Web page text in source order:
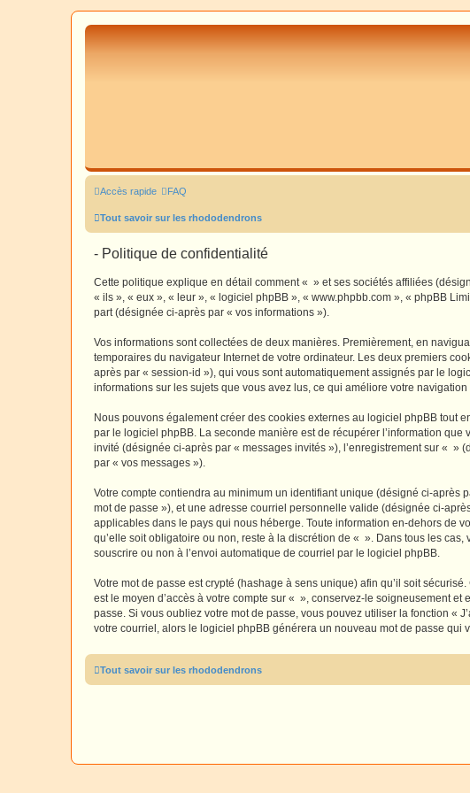
Accès rapide FAQ
Tout savoir sur les rhododendrons
- Politique de confidentialité
Cette politique explique en détail comment « » et ses sociétés affiliées
« ils », « eux », « leur », « logiciel phpBB », « www.phpbb.com », « phpBB
part (désignée ci-après par « vos informations »).
Vos informations sont collectées de deux manières. Premièrement, en
temporaires du navigateur Internet de votre ordinateur. Les deux premiers
après par « session-id »), qui vous sont automatiquement assignés par le
informations sur les sujets que vous avez lus, ce qui améliore votre navigation
Nous pouvons également créer des cookies externes au logiciel phpBB tout
par le logiciel phpBB. La seconde manière est de récupérer l’information
invité (désignée ci-après par « messages invités »), l’enregistrement sur « »
par « vos messages »).
Votre compte contiendra au minimum un identifiant unique (désigné ci-après
mot de passe »), et une adresse courriel personnelle valide (désignée ci-
applicables dans le pays qui nous héberge. Toute information en-dehors de
qu’elle soit obligatoire ou non, reste à la discrétion de « ». Dans tous les
souscrire ou non à l’envoi automatique de courriel par le logiciel phpBB.
Votre mot de passe est crypté (hashage à sens unique) afin qu’il soit
est le moyen d’accès à votre compte sur « », conservez-le soigneusement
passe. Si vous oubliez votre mot de passe, vous pouvez utiliser la fonction «
votre courriel, alors le logiciel phpBB générera un nouveau mot de passe qui
Tout savoir sur les rhododendrons